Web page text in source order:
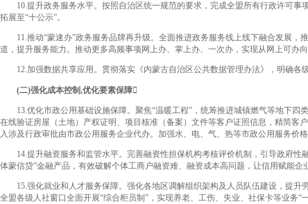
10.提升政务服务水平。按照自治区统一规范的要求，完成全盟所有行政许可事
拓展至“十公示”。
11.推动“蒙速办”政务服务品牌再升级。全面推进政务服务线上线下融合发展，
道，提升服务能力。推动更多高频事项网上办、掌上办、一次办，实现从网上可办向
12.加强数据共享应用。贯彻落实《内蒙古自治区公共数据管理办法》，明确各
(二)强化成本控制,优化要素保障
13.优化市政公用基础设施保障。聚焦“温暖工程”，统筹推进城镇燃气等地下四
在线验证房屋（土地）产权证明、项目核准（备案）文件等客户证照信息，精简客
入涉及行政审批由市政公用服务企业代办。加强水、电、气、热等市政公用服务价
14.提升融资服务和监管水平。完善融资性担保机构考核评价机制，引导政府性
体蒙信贷”金融产品，有效破解个体工商户融资难、融资成本高问题，让信用赋能
15.强化就业和人才服务保障。强化各地区调解组织架构及人员队伍建设，提升
全盟各级人社窗口全面开展“综合柜员制”，实现养老、工伤、失业、社保卡等业务